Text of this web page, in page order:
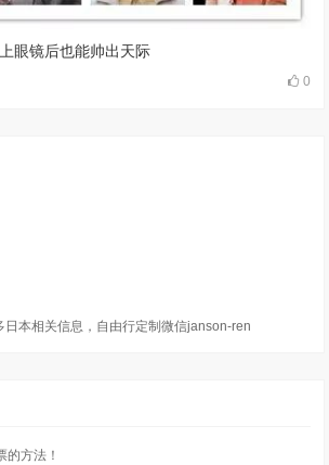
眼镜后也能帅出天际
0
日本相关信息，自由行定制微信janson-ren
的方法！